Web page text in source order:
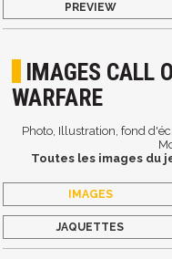
PREVIEW
IMAGES CALL
WARFARE
Photo, Illustration, fond
Toutes les images du
IMAGES
JAQUETTES